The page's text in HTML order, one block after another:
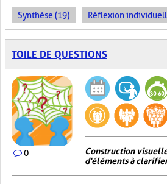
Synthèse (19) Réflexion
TOILE DE QUESTIONS
0
Construction
d'éléments à